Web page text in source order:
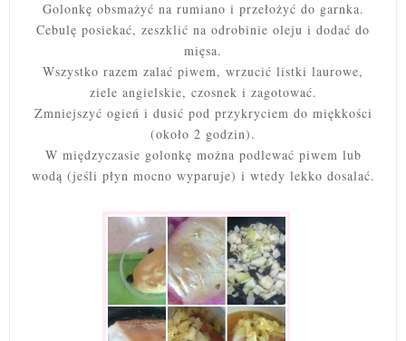
Golonkę obsmażyć na rumiano i przełożyć do garnka.
Cebulę posiekać, zeszklić na odrobinie oleju i dodać do
mięsa.
Wszystko razem zalać piwem, wrzucić listki laurowe,
ziele angielskie, czosnek i zagotować.
Zmniejszyć ogień i dusić pod przykryciem do miękkości
(około 2 godzin).
W międzyczasie golonkę można podlewać piwem lub
wodą (jeśli płyn mocno wyparuje) i wtedy lekko dosalać.